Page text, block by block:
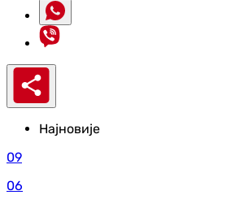
Најновије
09
06